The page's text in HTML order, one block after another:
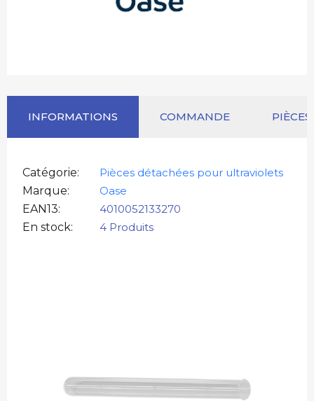
INFORMATIONS COMMANDE
Catégorie
Pièces détachées pour ultraviolets
Marque
Oase
EAN13
4010052133270
En stock
4 Produits